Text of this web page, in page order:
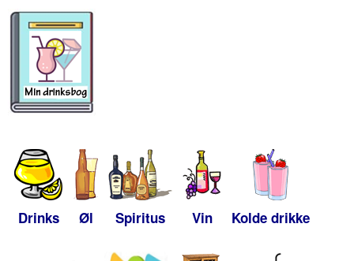
Drinks Øl Spiritus Vin Kolde drikke